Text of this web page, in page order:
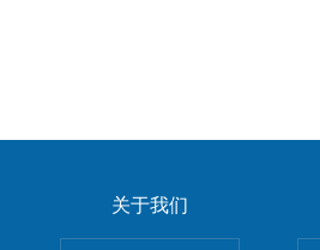
关于我们